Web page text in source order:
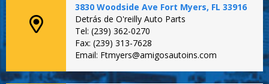
3830 Woodside Ave Fort Myers, FL 33916
Detrás de O'reilly Auto Parts
Tel: (239) 362-0270
Fax: (239) 313-7628
Email: Ftmyers@amigosautoins.com